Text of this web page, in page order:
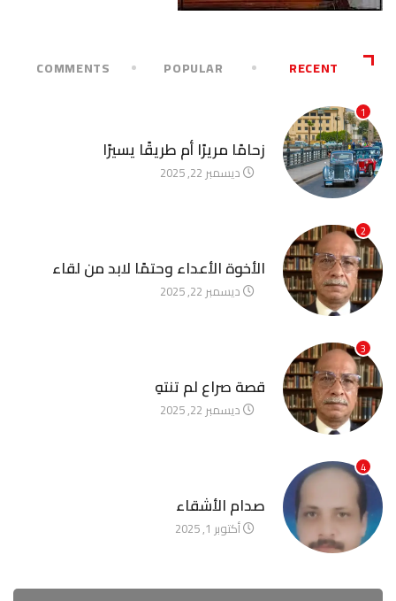
RECENT
POPULAR
COMMENTS
1
زحامًا مريرًا أم طريقًا يسيرًا
ديسمبر 22, 2025
2
الأخوة الأعداء وحتمًا لابد من لقاء
ديسمبر 22, 2025
3
قصة صراع لم تنتهِ
ديسمبر 22, 2025
4
صدام الأشقاء
أكتوبر 1, 2025